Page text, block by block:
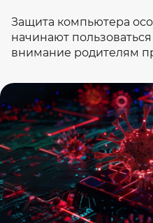
Защита компьютера
начинают
внимание родителям